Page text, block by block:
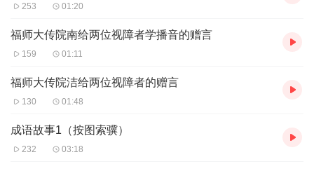
253 01:20
福师大传院南给两位视障者学播音的赠言
159 01:11
福师大传院洁给两位视障者的赠言
130 01:48
成语故事1（按图索骥）
232 03:18